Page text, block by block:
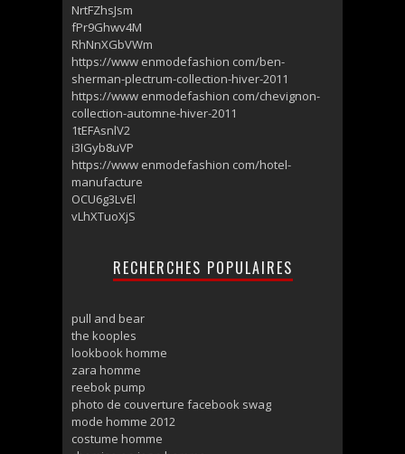
NrtFZhsJsm
fPr9Ghwv4M
RhNnXGbVWm
https://www enmodefashion com/ben-
sherman-plectrum-collection-hiver-2011
https://www enmodefashion com/chevignon-
collection-automne-hiver-2011
1tEFAsnlV2
i3IGyb8uVP
https://www enmodefashion com/hotel-
manufacture
OCU6g3LvEl
vLhXTuoXjS
RECHERCHES POPULAIRES
pull and bear
the kooples
lookbook homme
zara homme
reebok pump
photo de couverture facebook swag
mode homme 2012
costume homme